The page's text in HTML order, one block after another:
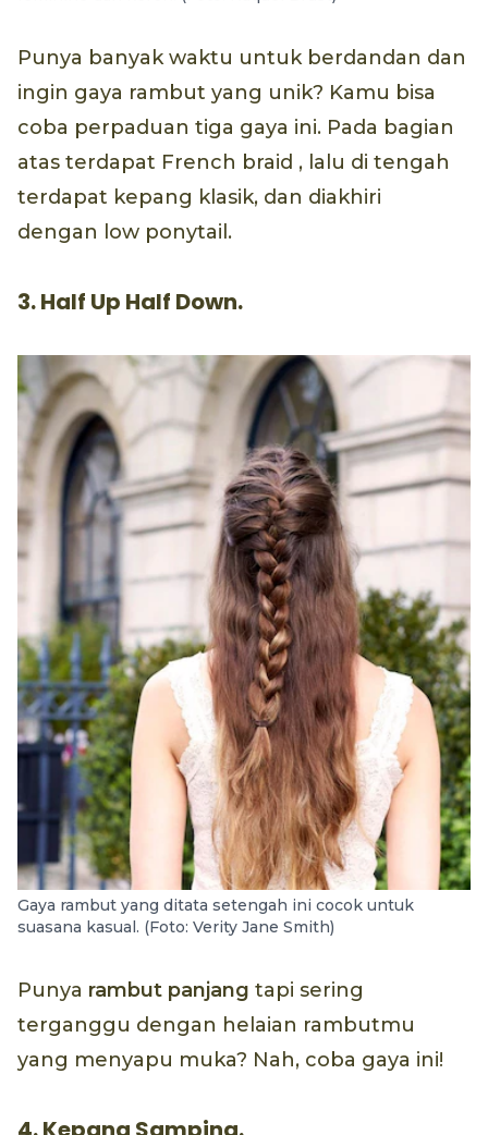
Punya banyak waktu untuk berdandan dan
ingin gaya rambut yang unik? Kamu bisa
coba perpaduan tiga gaya ini. Pada bagian
atas terdapat French braid , lalu di tengah
terdapat kepang klasik, dan diakhiri
dengan low ponytail.
3. Half Up Half Down.
Gaya rambut yang ditata setengah ini cocok untuk
suasana kasual. (Foto: Verity Jane Smith)
Punya rambut panjang tapi sering
terganggu dengan helaian rambutmu
yang menyapu muka? Nah, coba gaya ini!